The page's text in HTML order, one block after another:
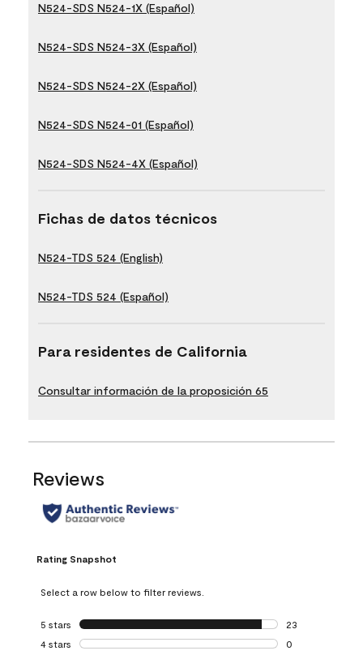
N524-SDS N524-1X (Español)
N524-SDS N524-3X (Español)
N524-SDS N524-2X (Español)
N524-SDS N524-01 (Español)
N524-SDS N524-4X (Español)
Fichas de datos técnicos
N524-TDS 524 (English)
N524-TDS 524 (Español)
Para residentes de California
Consultar información de la proposición 65
Reviews
Rating Snapshot
Select a row below to filter reviews.
5 stars stars
23
23 reviews with
4 stars stars
0